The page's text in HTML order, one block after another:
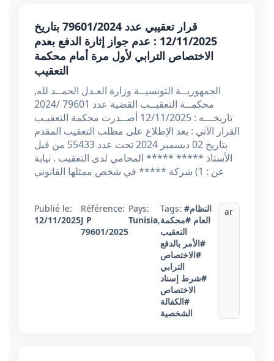
قرار تعقيبي عدد 79601/2024 بتاريخ
12/11/2025 : عدم جواز إثارة الدفع بعدم
الاختصاص الترابي لأول مرة أمام محكمة
التعقيب
الجمهوريــة التونسيــة وزارة العـدل الحمــد لله,
محكمــة التعقيــب القضية عدد 79601 /2024
تاريخـــه : 12/11/2025 أصــدرت محكمة التعقيـب
القرار الآتي : بعد الإطلاع على مطلب التعقيب المقدم
بتاريخ 02 ديسمبر 2024 تحت عدد 55433 من قبل
الأستاذ ***** ***** المحامي لدى التعقيب . نيابة
عن : 1) شركة ***** في شخص ممثلها القانوني
Publié le:
12/11/2025
Référence:
J P
79601/2025
Pays:
Tunisia,
Tags: #النظام
العام #محكمة
التعقيب
#الأمر بالدفع
#الاختصاص
الترابي
#شرط إسناد
الاختصاص
#الكفالة
الشخصية
ar